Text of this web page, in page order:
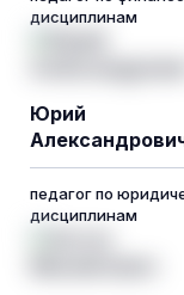
дисциплинам
Юрий
педагог по
дисциплинам